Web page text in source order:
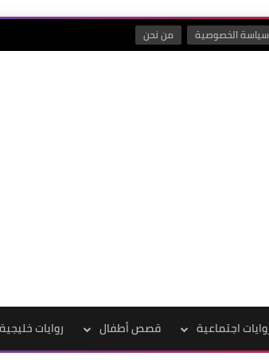
سياسة الخصوصية من نحن
اجتماعية قصص أطفال روايات خليجية